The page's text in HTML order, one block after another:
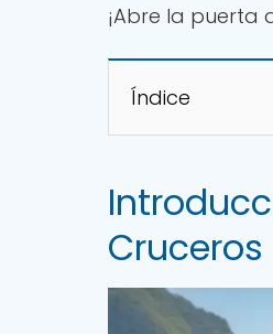
¡Abre la puerta
Índice